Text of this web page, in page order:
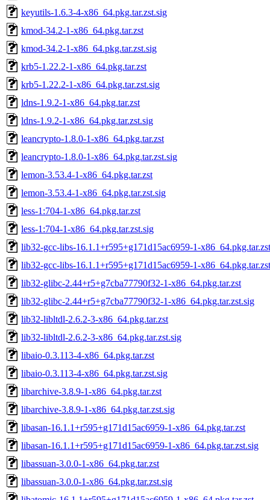
keyutils-1.6.3-4-x86_64.pkg.tar.zst.sig
kmod-34.2-1-x86_64.pkg.tar.zst
kmod-34.2-1-x86_64.pkg.tar.zst.sig
krb5-1.22.2-1-x86_64.pkg.tar.zst
krb5-1.22.2-1-x86_64.pkg.tar.zst.sig
ldns-1.9.2-1-x86_64.pkg.tar.zst
ldns-1.9.2-1-x86_64.pkg.tar.zst.sig
leancrypto-1.8.0-1-x86_64.pkg.tar.zst
leancrypto-1.8.0-1-x86_64.pkg.tar.zst.sig
lemon-3.53.4-1-x86_64.pkg.tar.zst
lemon-3.53.4-1-x86_64.pkg.tar.zst.sig
less-1:704-1-x86_64.pkg.tar.zst
less-1:704-1-x86_64.pkg.tar.zst.sig
lib32-gcc-libs-16.1.1+r595+g171d15ac6959-1-x86_64.pkg.tar.zst
lib32-gcc-libs-16.1.1+r595+g171d15ac6959-1-
lib32-glibc-2.44+r5+g7cba77790f32-1-x86_64.pkg.tar.zst
lib32-glibc-2.44+r5+g7cba77790f32-1-x86_64.pkg.tar.zst.sig
lib32-libltdl-2.6.2-3-x86_64.pkg.tar.zst
lib32-libltdl-2.6.2-3-x86_64.pkg.tar.zst.sig
libaio-0.3.113-4-x86_64.pkg.tar.zst
libaio-0.3.113-4-x86_64.pkg.tar.zst.sig
libarchive-3.8.9-1-x86_64.pkg.tar.zst
libarchive-3.8.9-1-x86_64.pkg.tar.zst.sig
libasan-16.1.1+r595+g171d15ac6959-1-x86_64.pkg.tar.zst
libasan-16.1.1+r595+g171d15ac6959-1-x86_64.pkg.tar.zst.sig
libassuan-3.0.0-1-x86_64.pkg.tar.zst
libassuan-3.0.0-1-x86_64.pkg.tar.zst.sig